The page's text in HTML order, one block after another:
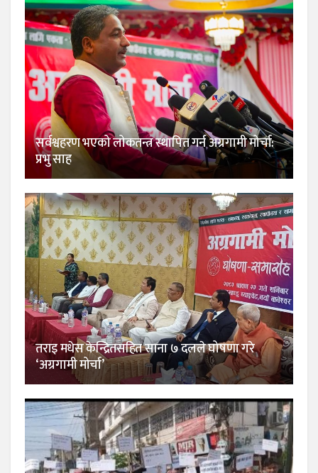
सर्वश्वहरण भएको लोकतन्त्र स्थापित गर्न अग्रगामी मोर्चा:
प्रभु साह
तराइ मधेस केन्द्रितसहित साना ७ दलले घोषणा गरे
‘अग्रगामी मोर्चा’